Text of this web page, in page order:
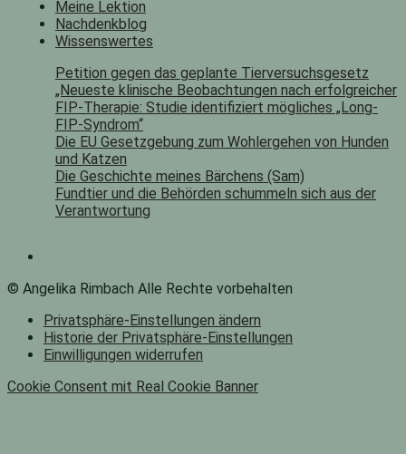
Meine Lektion
Nachdenkblog
Wissenswertes
Petition gegen das geplante Tierversuchsgesetz
„Neueste klinische Beobachtungen nach erfolgreicher
FIP-Therapie: Studie identifiziert mögliches „Long-
FIP-Syndrom“
Die EU Gesetzgebung zum Wohlergehen von Hunden
und Katzen
Die Geschichte meines Bärchens (Sam)
Fundtier und die Behörden schummeln sich aus der
Verantwortung
© Angelika Rimbach Alle Rechte vorbehalten
Privatsphäre-Einstellungen ändern
Historie der Privatsphäre-Einstellungen
Einwilligungen widerrufen
Cookie Consent mit Real Cookie Banner